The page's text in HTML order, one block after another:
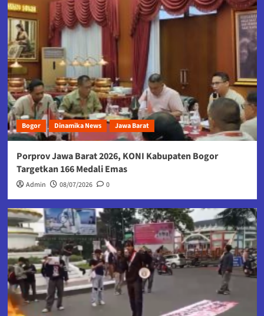
Bogor Dinamika News Jawa Barat
Porprov Jawa Barat 2026, KONI Kabupaten Bogor
Targetkan 166 Medali Emas
Admin 08/07/2026 0